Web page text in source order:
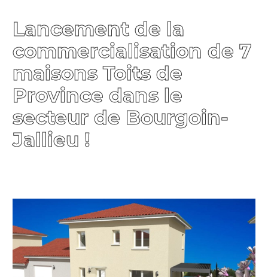
Lancement de la
commercialisation de 7
maisons Toits de
Province dans le
secteur de Bourgoin-
Jallieu !